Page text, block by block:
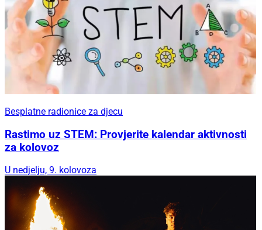
Besplatne radionice za djecu
Rastimo uz STEM: Provjerite kalendar aktivnosti
za kolovoz
U nedjelju, 9. kolovoza